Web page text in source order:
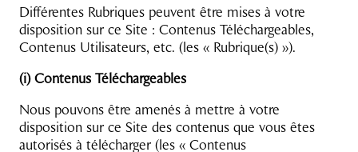
Différentes Rubriques peuvent être mises à votre
disposition sur ce Site : Contenus Téléchargeables,
Contenus Utilisateurs, etc. (les « Rubrique(s) »).
(i) Contenus Téléchargeables
Nous pouvons être amenés à mettre à votre
disposition sur ce Site des contenus que vous êtes
autorisés à télécharger (les « Contenus